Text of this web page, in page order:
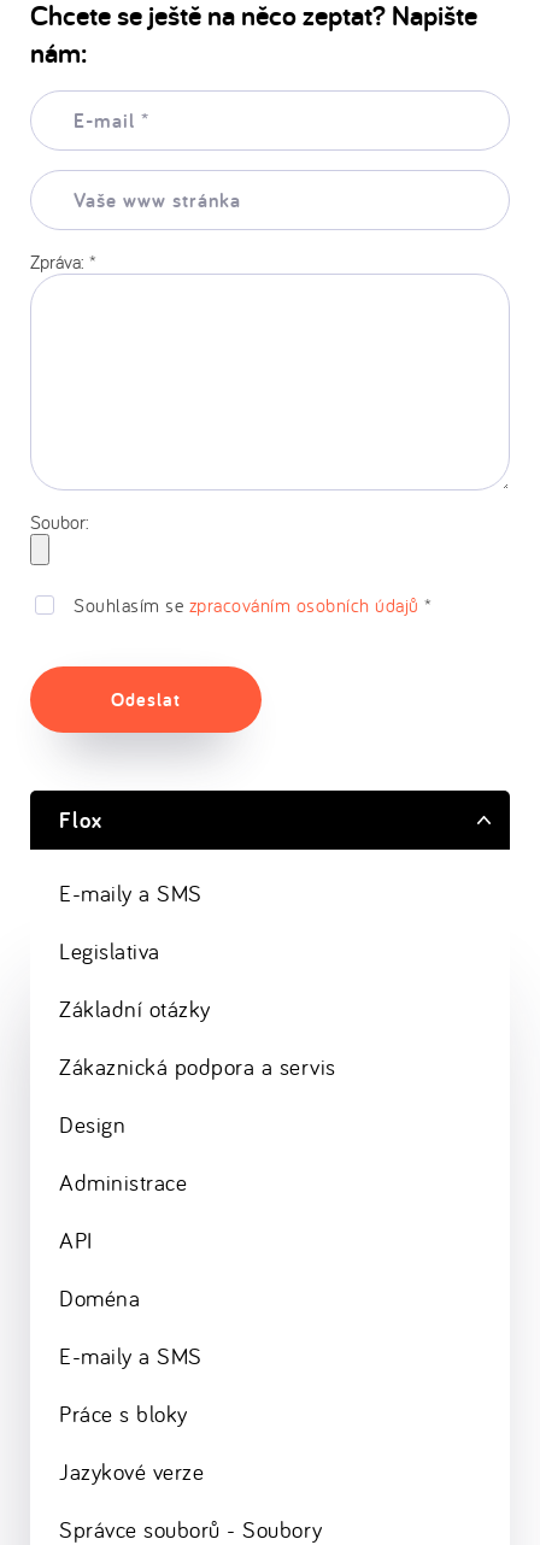
Chcete se ještě na něco zeptat? Napište
nám:
E-
mail:
Vaše
www
stránka:
Zpráva: *
Soubor:
Souhlasím se zpracováním osobních údajů *
Odeslat
Flox
E-maily a SMS
Legislativa
Základní otázky
Zákaznická podpora a servis
Design
Administrace
API
Doména
E-maily a SMS
Práce s bloky
Jazykové verze
Správce souborů - Soubory